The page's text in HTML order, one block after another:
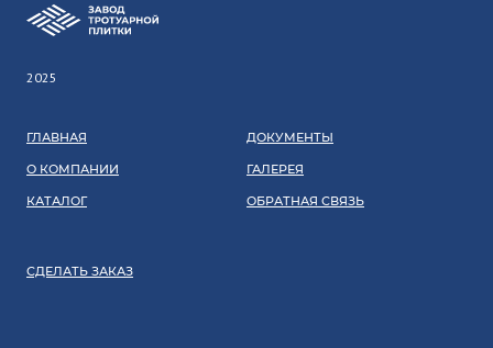
2025
ГЛАВНАЯ
О КОМПАНИИ
КАТАЛОГ
ДОКУМЕНТЫ
ГАЛЕРЕЯ
ОБРАТНАЯ СВЯЗЬ
СДЕЛАТЬ ЗАКАЗ